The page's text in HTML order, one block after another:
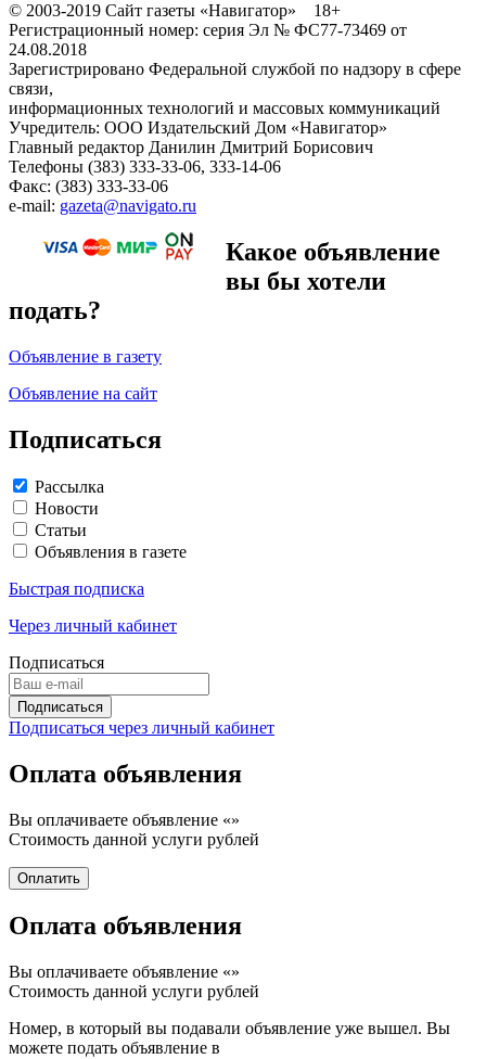
© 2003-2019 Сайт газеты «Навигатор» 18+
Регистрационный номер: серия Эл № ФС77-73469 от
24.08.2018
Зарегистрировано Федеральной службой по надзору в сфере
связи,
информационных технологий и массовых коммуникаций
Учредитель: ООО Издательский Дом «Навигатор»
Главный редактор Данилин Дмитрий Борисович
Телефоны (383) 333-33-06, 333-14-06
Факс: (383) 333-33-06
e-mail: gazeta@navigato.ru
Какое объявление
вы бы хотели
подать?
Объявление в газету
Объявление на сайт
Подписаться
Рассылка
Новости
Статьи
Объявления в газете
Быстрая подписка
Через личный кабинет
Подписаться
Подписаться через личный кабинет
Оплата объявления
Вы оплачиваете объявление «»
Стоимость данной услуги рублей
Оплата объявления
Вы оплачиваете объявление «»
Стоимость данной услуги рублей
Номер, в который вы подавали объявление уже вышел. Вы
можете подать объявление в